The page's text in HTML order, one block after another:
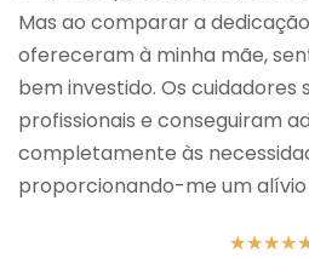
Mas ao comparar a
ofereceram à minha mãe,
bem investido. Os
profissionais e conseguiram
completamente às
proporcionando-me um
★★★★